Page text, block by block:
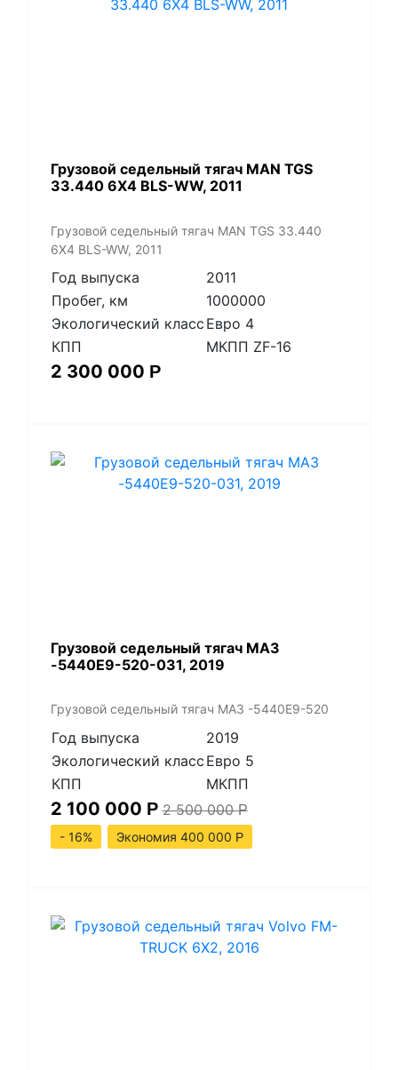
​Грузовой седельный тягач MAN TGS
33.440 6X4 BLS-WW, 2011
​Грузовой седельный тягач MAN TGS 33.440
6X4 BLS-WW, 2011
Год выпуска
2011
Пробег, км
1000000
Экологический класс Евро 4
КПП
МКПП ZF-16
2 300 000 Р
Грузовой седельный тягач МАЗ
-5440Е9-520-031, 2019
Грузовой седельный тягач МАЗ -5440Е9-520
Год выпуска
2019
Экологический класс Евро 5
КПП
МКПП
2 100 000 Р 2 500 000Р
- 16%
Экономия 400 000 Р